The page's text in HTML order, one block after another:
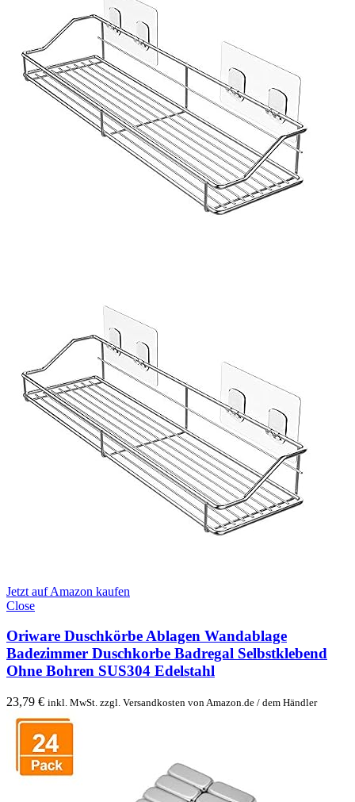
Jetzt auf Amazon kaufen
Close
Oriware Duschkörbe Ablagen Wandablage
Badezimmer Duschkorbe Badregal Selbstklebend
Ohne Bohren SUS304 Edelstahl
23,79 € inkl. MwSt. zzgl. Versandkosten von Amazon.de / dem Händler